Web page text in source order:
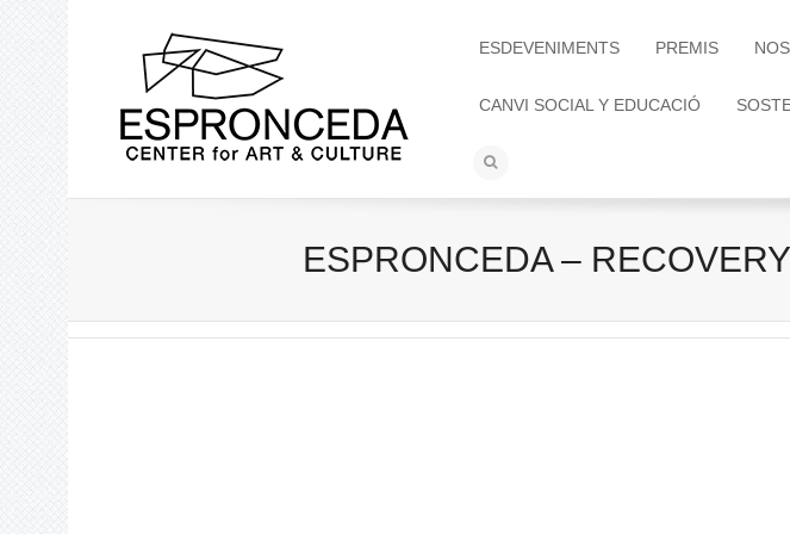
ESDEVENIMENTS PREMIS
CANVI SOCIAL Y EDUCACIÓ
ESPRONCEDA –